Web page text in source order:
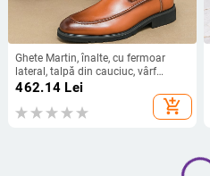
Ghete Martin, înalte, cu fermoar
lateral, talpă din cauciuc, vârf
rotund, pentru iarnă.
462.14 Lei
add_shopping_cart